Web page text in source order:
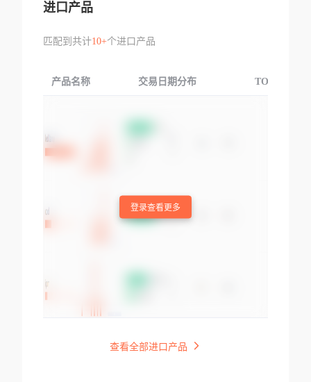
进口产品
匹配到共计10+个进口产品
产品名称 交易日期分布 TOP3交易国
登录查看更多
查看全部进口产品